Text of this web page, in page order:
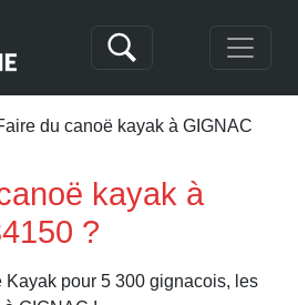
du canoë kayak à GIGNAC
kayak à
?
pour 5 300 gignacois, les